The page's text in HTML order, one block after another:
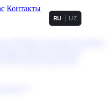
Контакты
RU UZ